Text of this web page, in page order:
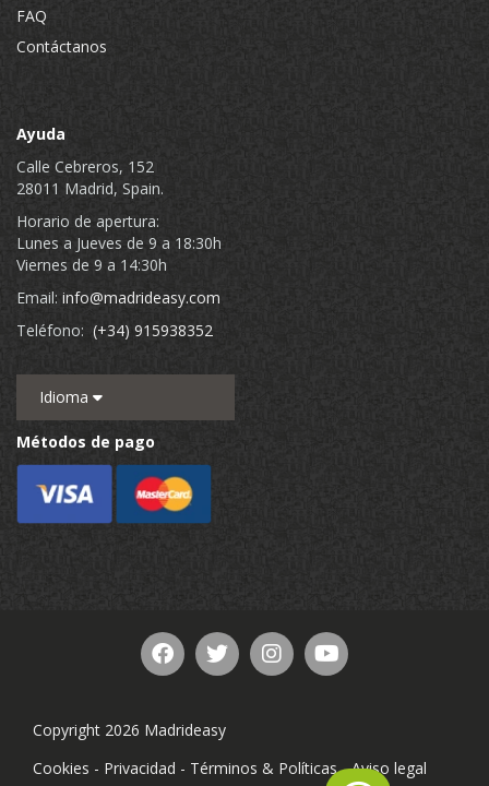
FAQ
Contáctanos
Ayuda
Calle Cebreros, 152
28011 Madrid, Spain.
Horario de apertura:
Lunes a Jueves de 9 a 18:30h
Viernes de 9 a 14:30h
Email: info@madrideasy.com
Teléfono: (+34) 915938352
Idioma
Métodos de pago
Copyright 2026 Madrideasy
Cookies - Privacidad - Términos & Políticas-Aviso legal